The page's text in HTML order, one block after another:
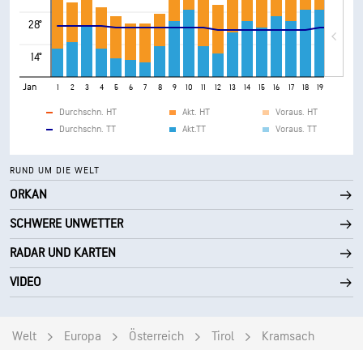
28°
14°
Jan 1 2 3 4 5 6 7 8 9 10 11 12 13 14 15 16 17 18 19
Durchschn. HT
Durchschn. TT
Akt. HT
Akt.TT
Voraus. HT
Voraus. TT
RUND UM DIE WELT
ORKAN
SCHWERE UNWETTER
RADAR UND KARTEN
VIDEO
Welt Europa Österreich Tirol Kramsach